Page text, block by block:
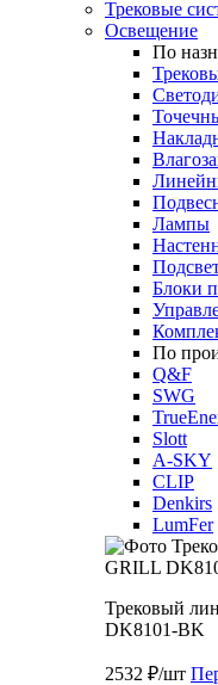
Трековые
Освещение
По
Лампы
Блоки
По
Q&F
SWG
Slott
A-SKY
CLIP
Denkirs
LumFer
Трековый
DK8101-BK
2532 ₽/шт